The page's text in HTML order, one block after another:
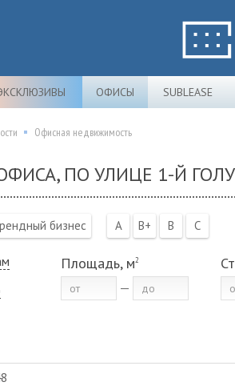
ОФИСЫ SUBLEASE
Офисная недвижимость
ПО УЛИЦЕ 1-Й
бизнес A B+ B C
Площадь, м2